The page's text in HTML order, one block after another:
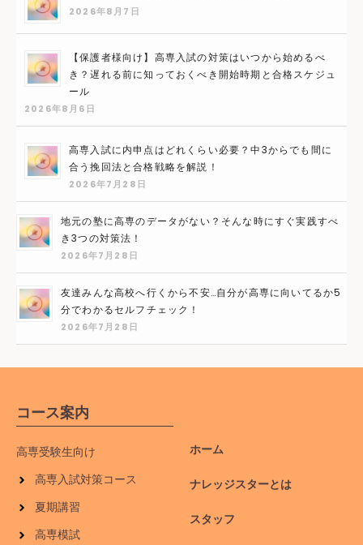
2026年8月7日
【保護者様向け】高専入試の対策はいつから始めるべ
き？遅れる前に知っておくべき開始時期と合格スケジュ
ール
2026年8月6日
高専入試に内申点はどれくらい必要？中3からでも間に
合う挽回法と合格戦略を解説！
2026年7月28日
地元の塾に高専のデータがない？そんな時にすぐ実践すべ
き3つの対策法！
2026年7月28日
友達みんな高校へ行くから不安…自分が高専に向いてるか5
分でわかるセルフチェック！
2026年7月28日
コース案内
高専受験生向け
高専入試対策コース
夏期講習
高専模試
ホーム
ナレッジスターとは
スタッフ